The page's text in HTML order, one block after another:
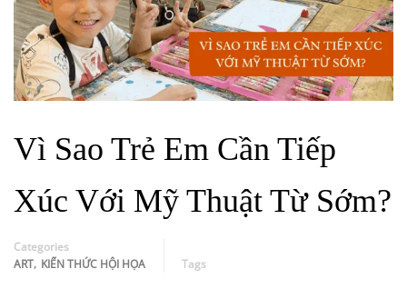
Vì Sao Trẻ Em Cần Tiếp
Xúc Với Mỹ Thuật Từ Sớm?
Categories
ART, KIẾN THỨC HỘI HỌA Tags